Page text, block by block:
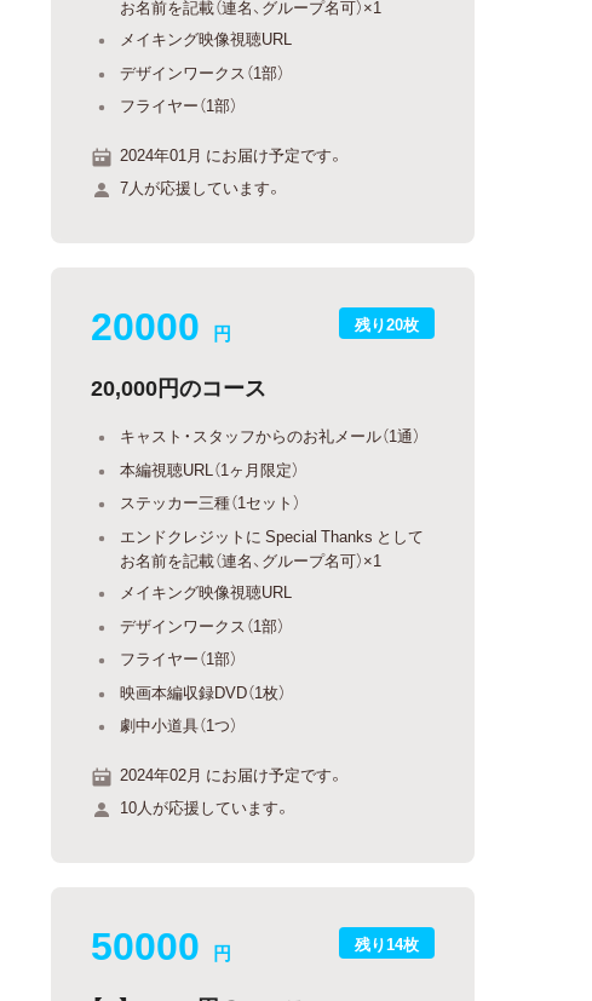
お名前を記載（連名、グループ名可）×1
メイキング映像視聴URL
デザインワークス（1部）
フライヤー（1部）
2024年01月 にお届け予定です。
7人が応援しています。
残り20枚
20000 円
20,000円のコース
キャスト・スタッフからのお礼メール（1通）
本編視聴URL（1ヶ月限定）
ステッカー三種（1セット）
エンドクレジットに Special Thanks として
お名前を記載（連名、グループ名可）×1
メイキング映像視聴URL
デザインワークス（1部）
フライヤー（1部）
映画本編収録DVD（1枚）
劇中小道具（1つ）
2024年02月 にお届け予定です。
10人が応援しています。
残り14枚
50000 円